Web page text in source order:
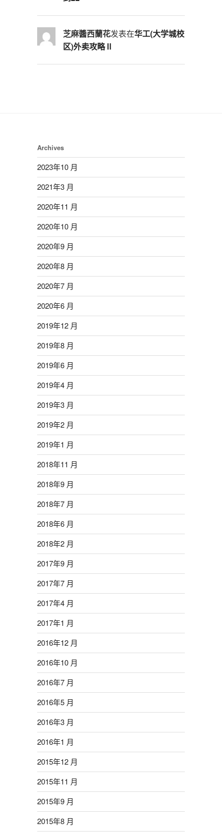
芝麻醬西蘭花发表在华工(大学城校
区)外卖攻略Ⅱ
Archives
2023年10 月
2021年3 月
2020年11 月
2020年10 月
2020年9 月
2020年8 月
2020年7 月
2020年6 月
2019年12 月
2019年8 月
2019年6 月
2019年4 月
2019年3 月
2019年2 月
2019年1 月
2018年11 月
2018年9 月
2018年7 月
2018年6 月
2018年2 月
2017年9 月
2017年7 月
2017年4 月
2017年1 月
2016年12 月
2016年10 月
2016年7 月
2016年5 月
2016年3 月
2016年1 月
2015年12 月
2015年11 月
2015年9 月
2015年8 月